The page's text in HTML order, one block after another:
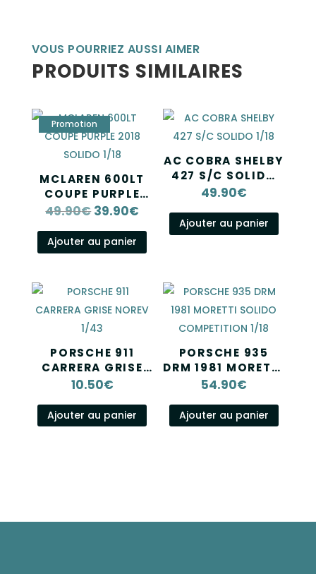
VOUS POURRIEZ AUSSI AIMER
PRODUITS SIMILAIRES
MCLAREN 600LT
COUPE PURPLE
2018 SOLIDO 1/18
49.90€ Le
prix
initial
49.90€.
39.90€
prix
39.90€.
Ajouter au panier
AC COBRA SHELBY
427 S/C SOLIDO
1/18
49.90€
Ajouter au panier
PORSCHE 911
CARRERA GRISE
NOREV 1/43
10.50€
Ajouter au panier
PORSCHE 935
DRM 1981 MORETTI
SOLIDO
1/18
54.90€
Ajouter au panier